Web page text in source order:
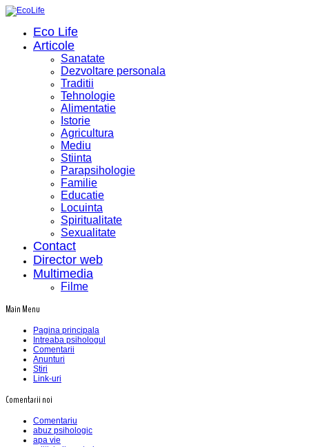
Eco Life
Articole
Sanatate
Dezvoltare personala
Traditii
Tehnologie
Alimentatie
Istorie
Agricultura
Mediu
Stiinta
Parapsihologie
Familie
Educatie
Locuinta
Spiritualitate
Sexualitate
Contact
Director web
Multimedia
Filme
Main Menu
Pagina principala
Intreaba psihologul
Comentarii
Anunturi
Stiri
Link-uri
Comentarii noi
Comentariu
abuz psihologic
apa vie